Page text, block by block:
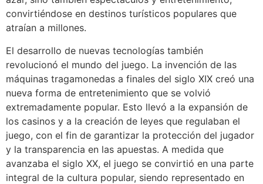
convirtiéndose en destinos turísticos populares que
atraían a millones.
El desarrollo de nuevas tecnologías también
revolucionó el mundo del juego. La invención de las
máquinas tragamonedas a finales del siglo XIX creó una
nueva forma de entretenimiento que se volvió
extremadamente popular. Esto llevó a la expansión de
los casinos y a la creación de leyes que regulaban el
juego, con el fin de garantizar la protección del jugador
y la transparencia en las apuestas. A medida que
avanzaba el siglo XX, el juego se convirtió en una parte
integral de la cultura popular, siendo representado en